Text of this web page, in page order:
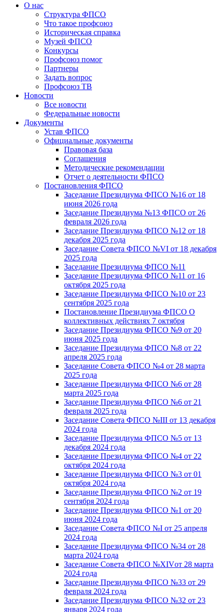
О нас
Структура ФПСО
Что такое профсоюз
Историческая справка
Музей ФПСО
Конкурсы
Профсоюз помог
Партнеры
Задать вопрос
Профсоюз ТВ
Новости
Все новости
Федеральные новости
Документы
Устав ФПСО
Официальные документы
Правовая база
Соглашения
Методические рекомендации
Отчет о деятельности ФПСО
Постановления ФПСО
Заседание Президиума ФПСО №16 от 18
июня 2026 года
Заседание Президиума №13 ФПСО от 26
февраля 2026 года
Заседание Президиума ФПСО №12 от 18
декабря 2025 года
Заседание Совета ФПСО №VI от 18 декабря
2025 года
Заседание Президиума ФПСО №11
Заседание Президиума ФПСО №11 от 16
октября 2025 года
Заседание Президиума ФПСО №10 от 23
сентября 2025 года
Постановление Президиума ФПСО О
коллективных действиях 7 октября
Заседание Президиума ФПСО №9 от 20
июня 2025 года
Заседание Президиума ФПСО №8 от 22
апреля 2025 года
Заседание Совета ФПСО №4 от 28 марта
2025 года
Заседание Президиума ФПСО №6 от 28
марта 2025 года
Заседание Президиума ФПСО №6 от 21
февраля 2025 года
Заседание Совета ФПСО №III от 13 декабря
2024 года
Заседание Президиума ФПСО №5 от 13
декабря 2024 года
Заседание Президиума ФПСО №4 от 22
октября 2024 года
Заседание Президиума ФПСО №3 от 01
октября 2024 года
Заседание Президиума ФПСО №2 от 19
сентября 2024 года
Заседание Президиума ФПСО №1 от 20
июня 2024 года
Заседание Совета ФПСО №I от 25 апреля
2024 года
Заседание Президиума ФПСО №34 от 28
марта 2024 года
Заседание Совета ФПСО №XIVот 28 марта
2024 года
Заседание Президиума ФПСО №33 от 29
февраля 2024 года
Заседание Президиума ФПСО №32 от 23
января 2024 года